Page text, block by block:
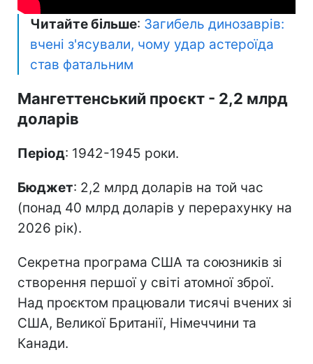
Читайте більше: Загибель динозаврів:
вчені з'ясували, чому удар астероїда
став фатальним
Мангеттенський проєкт - 2,2 млрд
доларів
Період: 1942-1945 роки.
Бюджет: 2,2 млрд доларів на той час
(понад 40 млрд доларів у перерахунку на
2026 рік).
Секретна програма США та союзників зі
створення першої у світі атомної зброї.
Над проєктом працювали тисячі вчених зі
США, Великої Британії, Німеччини та
Канади.